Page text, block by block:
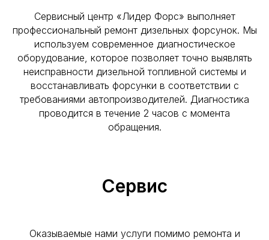
Сервисный центр «Лидер Форс» выполняет
профессиональный ремонт дизельных форсунок. Мы
используем современное диагностическое
оборудование, которое позволяет точно выявлять
неисправности дизельной топливной системы и
восстанавливать форсунки в соответствии с
требованиями автопроизводителей. Диагностика
проводится в течение 2 часов с момента
обращения.
Сервис
Оказываемые нами услуги помимо ремонта и